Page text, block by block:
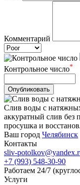
Комментарий
Контрольное число*
Опубликовать
Слив воды с
аккуратный слив без
просушка и
Ваш город Челябинск
Контакты
sliv-
+7 (993) 548-30-90
Работаем 24/7
Услуги